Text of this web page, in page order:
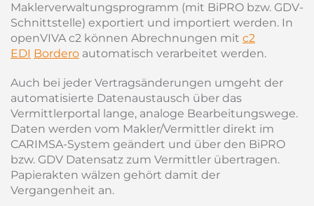
Maklerverwaltungsprogramm (mit BiPRO bzw. GDV-
Schnittstelle) exportiert und importiert werden. In
openVIVA c2 können Abrechnungen mit c2
EDI Bordero automatisch verarbeitet werden.
Auch bei jeder Vertragsänderungen umgeht der
automatisierte Datenaustausch über das
Vermittlerportal lange, analoge Bearbeitungswege.
Daten werden vom Makler/Vermittler direkt im
CARIMSA-System geändert und über den BiPRO
bzw. GDV Datensatz zum Vermittler übertragen.
Papierakten wälzen gehört damit der
Vergangenheit an.